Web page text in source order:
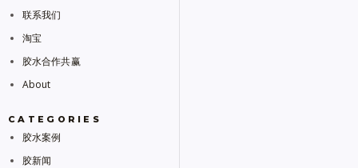
联系我们
淘宝
胶水合作共赢
About
CATEGORIES
胶水案例
胶新闻